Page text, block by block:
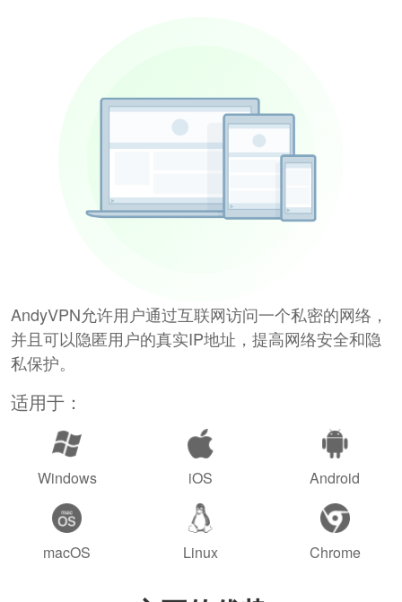
AndyVPN允许用户通过互联网访问一个私密的网络，
并且可以隐匿用户的真实IP地址，提高网络安全和隐
私保护。
适用于：
Windows iOS Android
macOS Linux Chrome